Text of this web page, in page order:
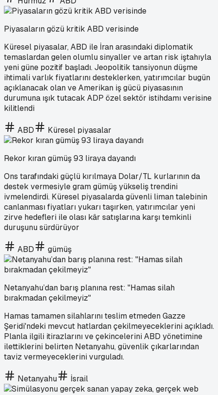
Piyasaların gözü kritik ABD verisinde
Küresel piyasalar, ABD ile İran arasındaki diplomatik
temaslardan gelen olumlu sinyaller ve artan risk iştahıyla
yeni güne pozitif başladı. Jeopolitik tansiyonun düşme
ihtimali varlık fiyatlarını desteklerken, yatırımcılar bugün
açıklanacak olan ve Amerikan iş gücü piyasasının
durumuna ışık tutacak ADP özel sektör istihdamı verisine
kilitlendi
ABD Küresel piyasalar
Rekor kıran gümüş 93 liraya dayandı
Ons tarafındaki güçlü kırılmaya Dolar/TL kurlarının da
destek vermesiyle gram gümüş yükseliş trendini
ivmelendirdi. Küresel piyasalarda güvenli liman talebinin
canlanması fiyatları yukarı taşırken, yatırımcılar yeni
zirve hedefleri ile olası kâr satışlarına karşı temkinli
duruşunu sürdürüyor
ABD gümüş
Netanyahu’dan barış planına rest: "Hamas silah
bırakmadan çekilmeyiz"
Hamas tamamen silahlarını teslim etmeden Gazze
Şeridi'ndeki mevcut hatlardan çekilmeyeceklerini açıkladı.
Planla ilgili itirazlarını ve çekincelerini ABD yönetimine
ilettiklerini belirten Netanyahu, güvenlik çıkarlarından
taviz vermeyeceklerini vurguladı.
Netanyahu İsrail